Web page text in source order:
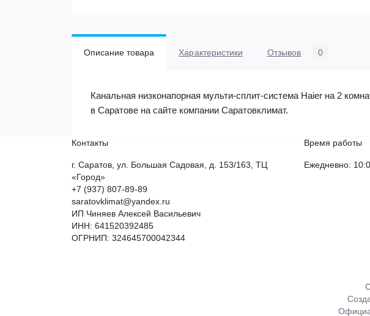
Описание товара Характеристики Отзывов 0
Канальная низконапорная мульти-сплит-система Haier на 2
в Саратове на сайте компании Саратовклимат.
Контакты
г. Саратов, ул. Большая Садовая, д. 153/163, ТЦ
«Город»
+7 (937) 807-89-89
saratovklimat@yandex.ru
ИП Чиняев Алексей Васильевич
ИНН: 641520392485
ОГРНИП: 324645700042344
Время работы
Ежедневно: